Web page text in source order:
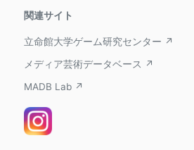
関連サイト
立命館大学ゲーム研究センター ↗
メディア芸術データベース ↗
MADB Lab ↗